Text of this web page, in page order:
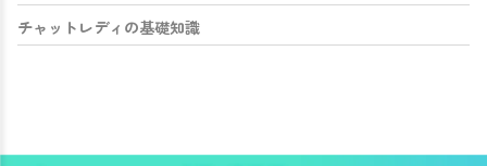
チャットレディの基礎知識